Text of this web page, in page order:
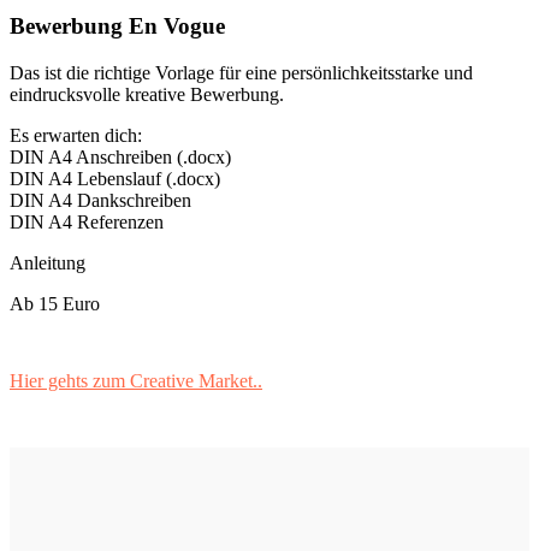
Bewerbung En Vogue
Das ist die richtige Vorlage für eine persönlichkeitsstarke und
eindrucksvolle kreative Bewerbung.
Es erwarten dich:
DIN A4 Anschreiben (.docx)
DIN A4 Lebenslauf (.docx)
DIN A4 Dankschreiben
DIN A4 Referenzen
Anleitung
Ab 15 Euro
Hier gehts zum Creative Market..